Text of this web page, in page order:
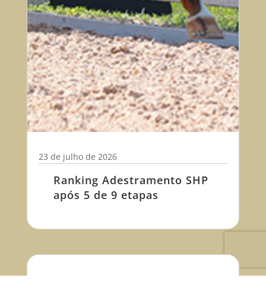
Ranking Adestramento SHP
após 5 de 9 etapas
23 de julho de 2026